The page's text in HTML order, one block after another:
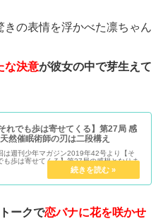
の表情を浮かべた凛ちゃん
な決意が彼女の中で芽生えて
それでも歩は寄せてくる】第27局 感
然催眠術師の刃は二段構え
は週刊少年マガジン2019年42号より【そ
も歩は寄せてくる】第27局の感想となりま
ークで恋バナに花を咲かせ